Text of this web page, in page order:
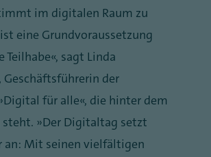
im digitalen Raum zu
eine Grundvoraussetzung
sagt Linda
der
für alle“, die hinter dem
„Der Digitaltag setzt
an: Mit seinen vielfältigen